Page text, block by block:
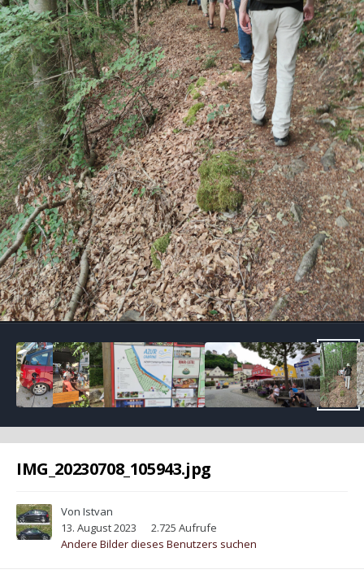
IMG_20230708_105943.jpg
Von Istvan
13. August 2023
2.725 Aufrufe
Andere Bilder dieses Benutzers suchen